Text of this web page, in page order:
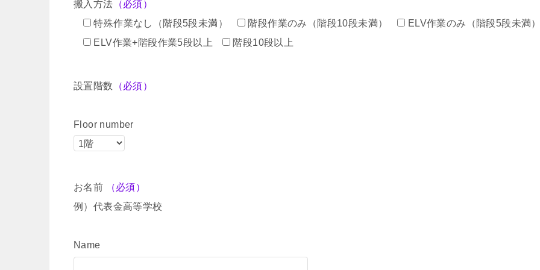
搬入方法 （必須）
特殊作業なし（階段5段未満）
階段作業のみ（階段10段未満）
ELV作業のみ（階段5段未満
ELV作業+階段作業5段以上
階段10段以上
設置階数 （必須）
Floor number
お名前
（必須）
例）代表金高等学校
Name